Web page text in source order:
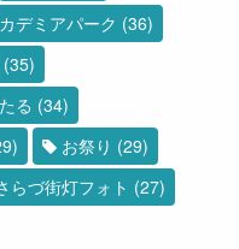
デミアパーク (36)
(35)
る (34)
お祭り (29)
らづ街灯フォト (27)